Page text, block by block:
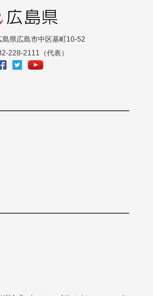
県広島市中区基町10-52
228-2111（代表）